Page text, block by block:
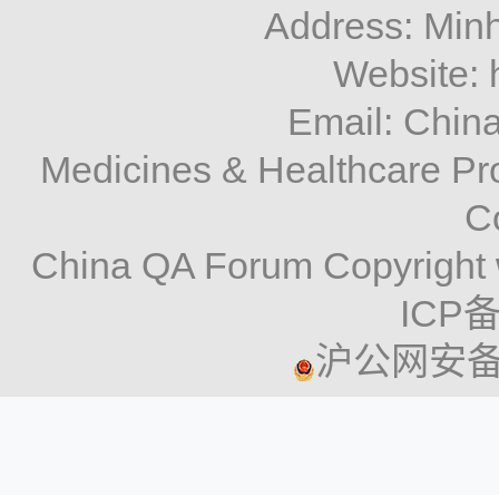
Address:
Website:
Email:
Medicines & Healthcare
China QA Forum
ICP
沪公网安